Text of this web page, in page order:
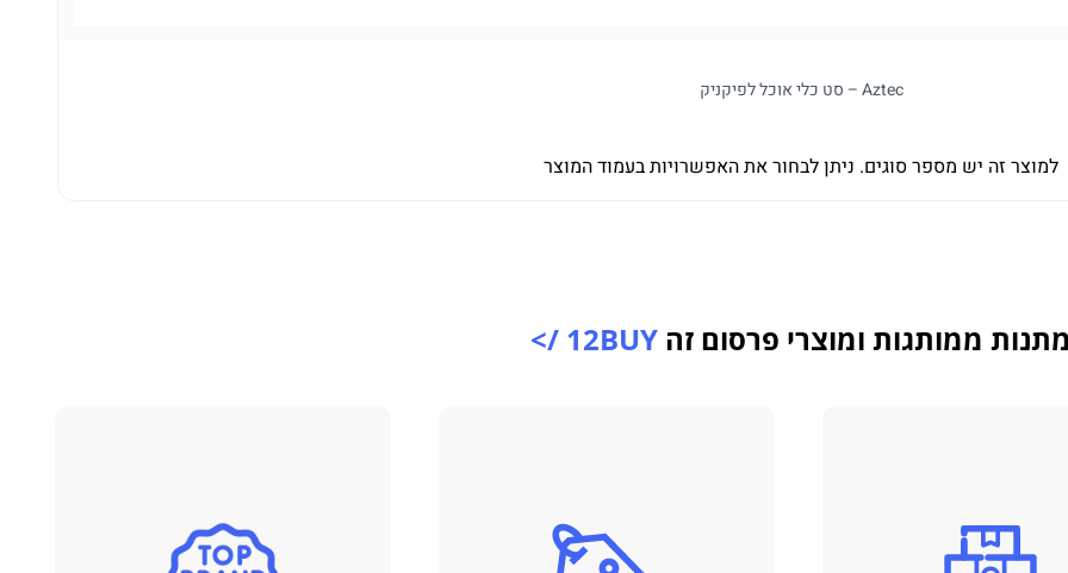
Aztec – סט כלי אוכל לפיקניק
למוצר זה יש מספר סוגים. ניתן לבחור את האפשרויות בעמוד המוצר
ממותגות ומוצרי פרסום זה 12BUY />